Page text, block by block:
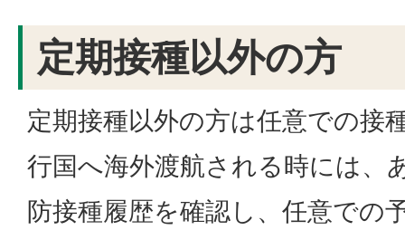
定期接種以外の方
定期接種以外の方は任意での接
行国へ海外渡航される時には、
防接種履歴を確認し、任意での